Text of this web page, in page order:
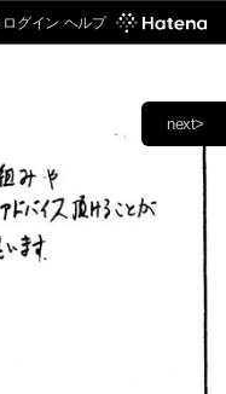
ログイン ヘルプ
next>